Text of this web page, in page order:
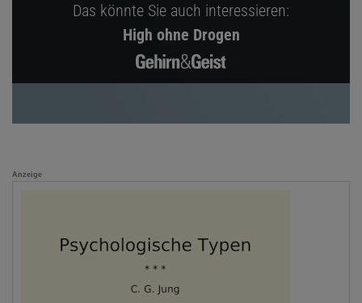
Das könnte Sie auch interessieren:
High ohne Drogen
Anzeige